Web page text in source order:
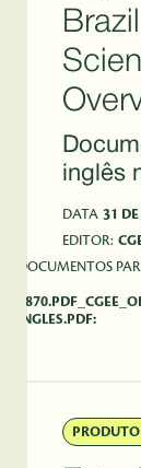
inglês
DATA 31
EDITOR:
DOCUMENTOS
INGLES.PDF: